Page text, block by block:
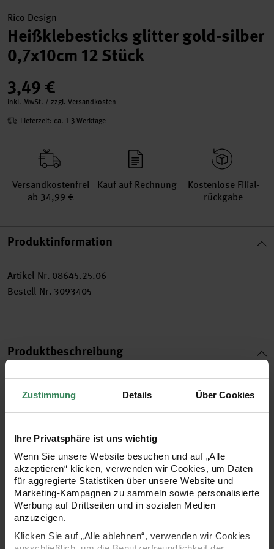
Zustimmung Details Über Cookies
Ihre Privatsphäre ist uns wichtig
Wenn Sie unsere Website besuchen und auf „Alle
akzeptieren“ klicken, verwenden wir Cookies, um Daten
für aggregierte Statistiken über unsere Website und
Marketing-Kampagnen zu sammeln sowie personalisierte
Werbung auf Drittseiten und in sozialen Medien
anzuzeigen.
Klicken Sie auf „Alle ablehnen“, verwenden wir Cookies
Rico Design
Heißklebesticks glitter gold-silber
0,7x10cm 12 Stück
3,49 €
inkl. MwSt. / zzgl. Versandkosten
Lieferzeit: ca. 1-3 Werktage
Versand­kosten­frei
ab 34,99 €
Kauf auf Rechnung
Kosten­lose Filial­
rückgabe
Produktinformation
Artikel-Nr. 08645.25.06
Bestell-Nr. 3093405
Produktbeschreibung
Mit den bunten Heißklebesticks mit aufregenden Glitter-
Effekten lässt sich wunderbar basteln, dekorieren und
Glitter-Konturen für Windlichter und viele andere
Dekoelemente mit Glitter-Effekt.
geeignet für kleine Heißklebepistolen
Inhalt: 12 Klebesticks
6 goldene und 6 silberne Sticks